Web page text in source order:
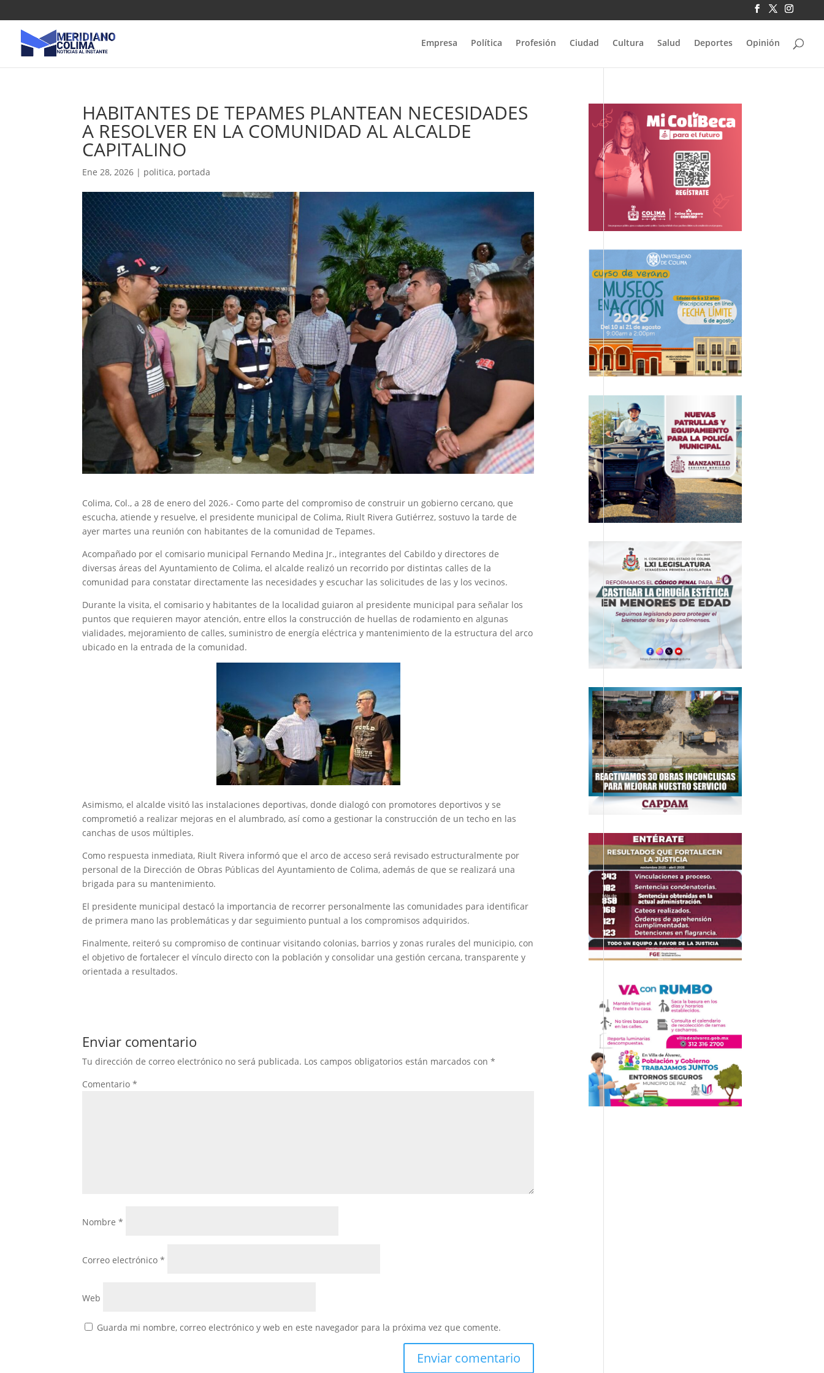
Empresa Política Profesión Ciudad Cultura Salud Deportes Opinión
HABITANTES DE TEPAMES PLANTEAN NECESIDADES
A RESOLVER EN LA COMUNIDAD AL ALCALDE
CAPITALINO
Ene 28, 2026 | politica, portada
Colima, Col., a 28 de enero del 2026.- Como parte del compromiso de construir un gobierno cercano, que
escucha, atiende y resuelve, el presidente municipal de Colima, Riult Rivera Gutiérrez, sostuvo la tarde de
ayer martes una reunión con habitantes de la comunidad de Tepames.
Acompañado por el comisario municipal Fernando Medina Jr., integrantes del Cabildo y directores de
diversas áreas del Ayuntamiento de Colima, el alcalde realizó un recorrido por distintas calles de la
comunidad para constatar directamente las necesidades y escuchar las solicitudes de las y los vecinos.
Durante la visita, el comisario y habitantes de la localidad guiaron al presidente municipal para señalar los
puntos que requieren mayor atención, entre ellos la construcción de huellas de rodamiento en algunas
vialidades, mejoramiento de calles, suministro de energía eléctrica y mantenimiento de la estructura del arco
ubicado en la entrada de la comunidad.
Asimismo, el alcalde visitó las instalaciones deportivas, donde dialogó con promotores deportivos y se
comprometió a realizar mejoras en el alumbrado, así como a gestionar la construcción de un techo en las
canchas de usos múltiples.
Como respuesta inmediata, Riult Rivera informó que el arco de acceso será revisado estructuralmente por
personal de la Dirección de Obras Públicas del Ayuntamiento de Colima, además de que se realizará una
brigada para su mantenimiento.
El presidente municipal destacó la importancia de recorrer personalmente las comunidades para identificar
de primera mano las problemáticas y dar seguimiento puntual a los compromisos adquiridos.
Finalmente, reiteró su compromiso de continuar visitando colonias, barrios y zonas rurales del municipio, con
el objetivo de fortalecer el vínculo directo con la población y consolidar una gestión cercana, transparente y
orientada a resultados.
Enviar comentario
Tu dirección de correo electrónico no será publicada. Los campos obligatorios están marcados con*
Comentario*
Nombre*
Correo electrónico*
Web
Guarda mi nombre, correo electrónico y web en este navegador para la próxima vez que comente.